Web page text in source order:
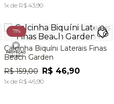
1x de R$ 43,90
71%
Calcinha Biquíni Laterais Finas
Beach Garden
R$ 159,00 R$ 46,90
1x de R$ 46,90